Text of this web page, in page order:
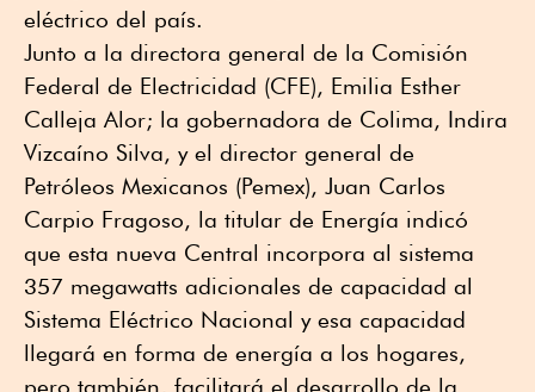
eléctrico del país.
Junto a la directora general de la Comisión
Federal de Electricidad (CFE), Emilia Esther
Calleja Alor; la gobernadora de Colima, Indira
Vizcaíno Silva, y el director general de
Petróleos Mexicanos (Pemex), Juan Carlos
Carpio Fragoso, la titular de Energía indicó
que esta nueva Central incorpora al sistema
357 megawatts adicionales de capacidad al
Sistema Eléctrico Nacional y esa capacidad
llegará en forma de energía a los hogares,
pero también, facilitará el desarrollo de la